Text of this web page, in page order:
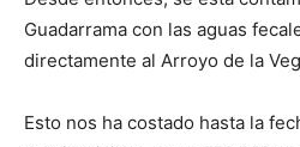
Guadarrama con las aguas
directamente al Arroyo de la
Esto nos ha costado hasta la